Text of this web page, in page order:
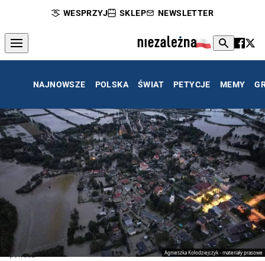
WESPRZYJ SKLEP NEWSLETTER
NAJNOWSZE POLSKA ŚWIAT PETYCJE MEMY
Agnieszka Kołodziejczyk - materiały prasowe
powódź